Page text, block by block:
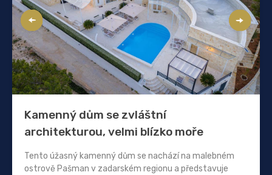
Kamenný dům se zvláštní
architekturou, velmi blízko moře
Tento úžasný kamenný dům se nachází na malebném
ostrově Pašman v zadarském regionu a představuje